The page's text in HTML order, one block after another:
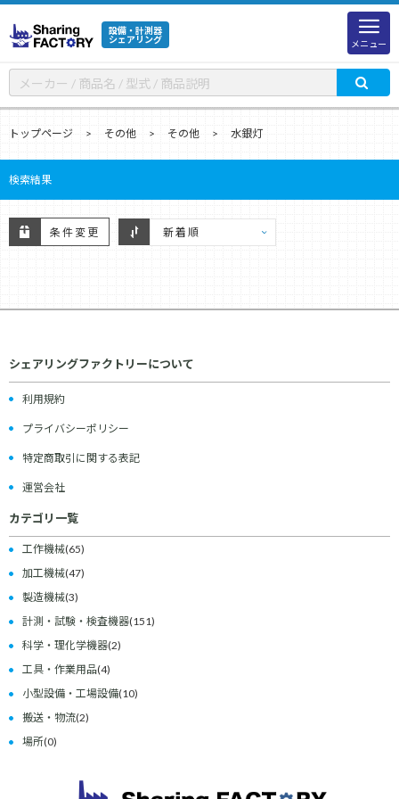
設備・計測器
シェアリング
メニュー
トップページ その他 その他 水銀灯
検索結果
条件変更
シェアリングファクトリーについて
利用規約
プライバシーポリシー
特定商取引に関する表記
運営会社
カテゴリ一覧
工作機械(65)
加工機械(47)
製造機械(3)
計測・試験・検査機器(151)
科学・理化学機器(2)
工具・作業用品(4)
小型設備・工場設備(10)
搬送・物流(2)
場所(0)